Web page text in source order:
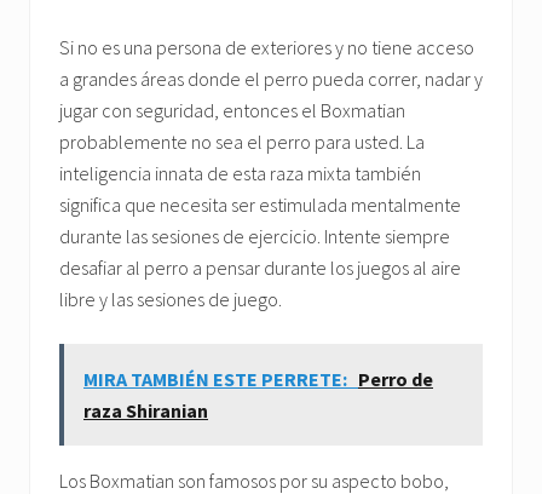
Si no es una persona de exteriores y no tiene acceso
a grandes áreas donde el perro pueda correr, nadar y
jugar con seguridad, entonces el Boxmatian
probablemente no sea el perro para usted. La
inteligencia innata de esta raza mixta también
significa que necesita ser estimulada mentalmente
durante las sesiones de ejercicio. Intente siempre
desafiar al perro a pensar durante los juegos al aire
libre y las sesiones de juego.
MIRA TAMBIÉN ESTE PERRETE: Perro de
raza Shiranian
Los Boxmatian son famosos por su aspecto bobo,